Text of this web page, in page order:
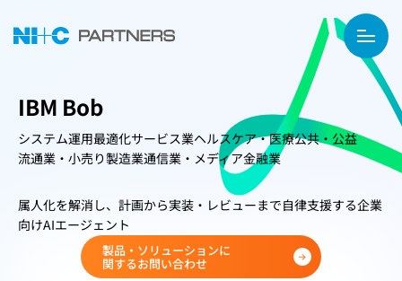
IBM Bob
システム運用最適化サービス業ヘルスケア・医療公共・公益
流通業・小売り製造業通信業・メディア金融業
属人化を解消し、計画から実装・レビューまで自律支援する企業
向けAIエージェント
製品・ソリューションに
関するお問い合わせ